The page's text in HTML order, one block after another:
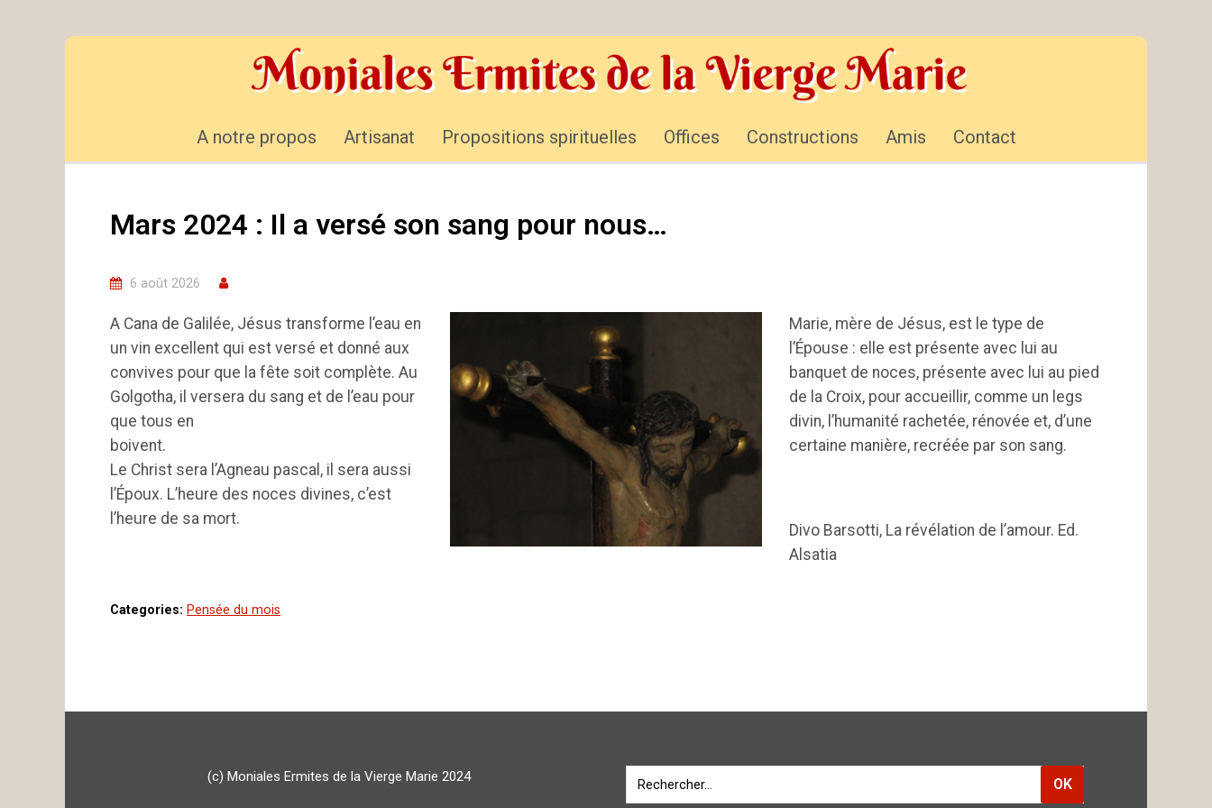
A notre propos Artisanat Propositions spirituelles Offices Constructions Amis Contact
Mars 2024 : Il a versé son sang pour nous…
6 août 2026
A Cana de Galilée, Jésus transforme l’eau en
un vin excellent qui est versé et donné aux
convives pour que la fête soit complète. Au
Golgotha, il versera du sang et de l’eau pour
que tous en
boivent.
Le Christ sera l’Agneau pascal, il sera aussi
l’Époux. L’heure des noces divines, c’est
l’heure de sa mort.
Marie, mère de Jésus, est le type de
l’Épouse : elle est présente avec lui au
banquet de noces, présente avec lui au pied
de la Croix, pour accueillir, comme un legs
divin, l’humanité rachetée, rénovée et, d’une
certaine manière, recréée par son sang.
Divo Barsotti, La révélation de l’amour. Ed.
Alsatia
Categories: Pensée du mois
(c) Moniales Ermites de la Vierge Marie 2024